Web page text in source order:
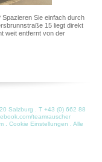
Spazieren Sie einfach durch
15 liegt direkt
weit entfernt von der
Salzburg . T +43 (0) 662 88
teamrauscher
Cookie Einstellungen . Alle